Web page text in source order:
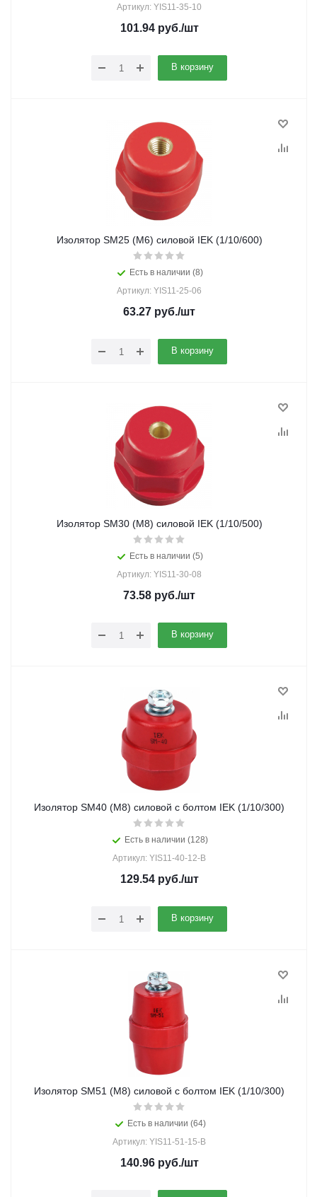
Артикул: YIS11-35-10
101.94руб./шт
В корзину
Изолятор SM25 (М6) силовой IEK (1/10/600)
Есть в наличии (8)
Артикул: YIS11-25-06
63.27 руб./шт
В корзину
Изолятор SM30 (М8) силовой IEK (1/10/500)
Есть в наличии (5)
Артикул: YIS11-30-08
73.58 руб./шт
В корзину
Изолятор SM40 (М8) силовой с болтом IEK (1/10/300)
Есть в наличии (128)
Артикул: YIS11-40-12-B
129.54руб./шт
В корзину
Изолятор SM51 (М8) силовой с болтом IEK (1/10/300)
Есть в наличии (64)
Артикул: YIS11-51-15-B
140.96руб./шт